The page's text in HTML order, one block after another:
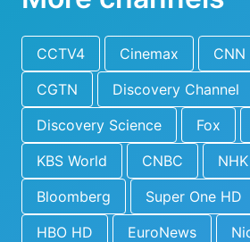
CCTV4 Cinemax CNN
CGTN
Discovery Channel
Discovery Science
Fox
KBS World
CNBC
Bloomberg
Super One HD
HBO HD
EuroNews